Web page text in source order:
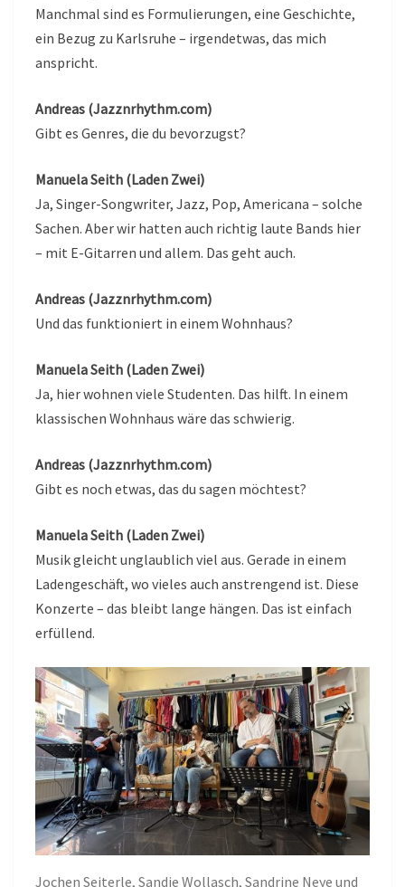
Manchmal sind es Formulierungen, eine Geschichte,
ein Bezug zu Karlsruhe – irgendetwas, das mich
anspricht.
Andreas (Jazznrhythm.com)
Gibt es Genres, die du bevorzugst?
Manuela Seith (Laden Zwei)
Ja, Singer-Songwriter, Jazz, Pop, Americana – solche
Sachen. Aber wir hatten auch richtig laute Bands hier
– mit E-Gitarren und allem. Das geht auch.
Andreas (Jazznrhythm.com)
Und das funktioniert in einem Wohnhaus?
Manuela Seith (Laden Zwei)
Ja, hier wohnen viele Studenten. Das hilft. In einem
klassischen Wohnhaus wäre das schwierig.
Andreas (Jazznrhythm.com)
Gibt es noch etwas, das du sagen möchtest?
Manuela Seith (Laden Zwei)
Musik gleicht unglaublich viel aus. Gerade in einem
Ladengeschäft, wo vieles auch anstrengend ist. Diese
Konzerte – das bleibt lange hängen. Das ist einfach
erfüllend.
Jochen Seiterle, Sandie Wollasch, Sandrine Neye und